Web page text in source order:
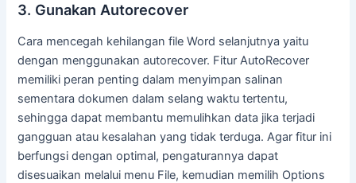
3. Gunakan Autorecover
Cara mencegah kehilangan file Word selanjutnya yaitu
dengan menggunakan autorecover. Fitur AutoRecover
memiliki peran penting dalam menyimpan salinan
sementara dokumen dalam selang waktu tertentu,
sehingga dapat membantu memulihkan data jika terjadi
gangguan atau kesalahan yang tidak terduga. Agar fitur ini
berfungsi dengan optimal, pengaturannya dapat
disesuaikan melalui menu File, kemudian memilih Options